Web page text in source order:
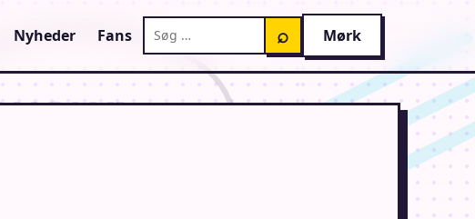
Nyheder Fans Søg på AnimeGuiden⌕ Mørk